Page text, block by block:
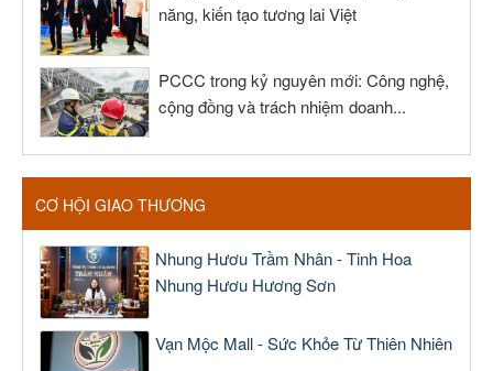
năng, kiến tạo tương lai Việt
PCCC trong kỷ nguyên mới: Công nghệ,
cộng đồng và trách nhiệm doanh...
CƠ HỘI GIAO THƯƠNG
Nhung Hươu Trầm Nhân - Tinh Hoa
Nhung Hươu Hương Sơn
Vạn Mộc Mall - Sức Khỏe Từ Thiên Nhiên